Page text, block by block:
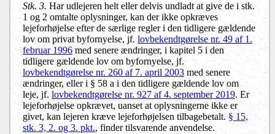
Stk. 3.Har udlejeren helt eller delvis undladt at give de i stk.
1 og 2 omtalte oplysninger, kan der ikke opkræves
lejeforhøjelse efter de særlige regler i den tidligere gældende
lov om privat byfornyelse, jf.lovbekendtgørelse nr. 49 af 1.
februar 1996med senere ændringer, i kapitel 5 i den
tidligere gældende lov om byfornyelse, jf.
lovbekendtgørelse nr. 260 af 7. april 2003 med senere
ændringer, eller i § 58 a i den tidligere gældende lov om
leje, jf.lovbekendtgørelse nr. 927 af 4. september 2019. Er
lejeforhøjelse opkrævet, uanset at oplysningerne ikke er
givet, kan lejeren kræve lejeforhøjelsen tilbagebetalt.§ 15,
stk. 3, 2. og 3. pkt., finder tilsvarende anvendelse.